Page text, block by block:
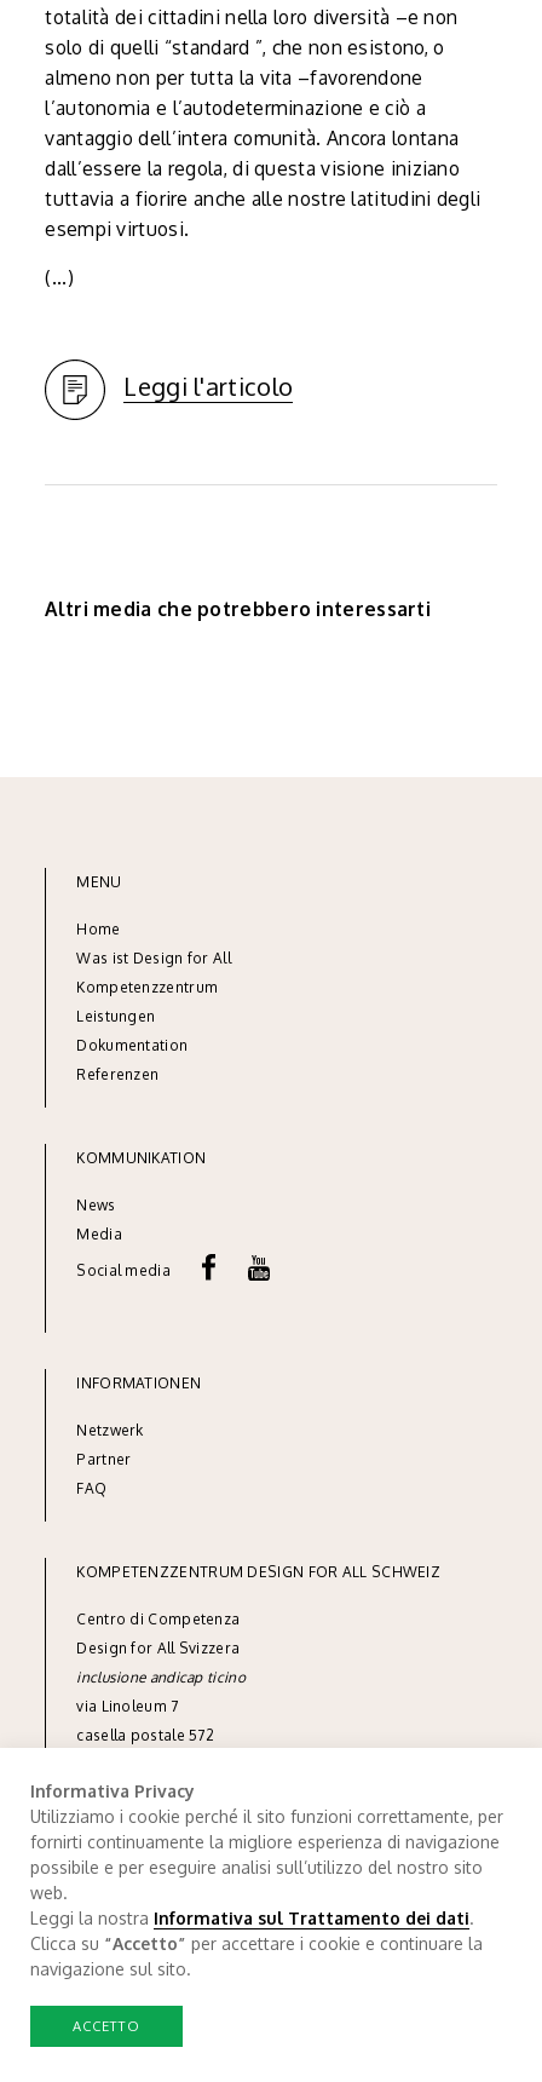
totalità dei cittadini nella loro diversità –e non
solo di quelli “standard ”, che non esistono, o
almeno non per tutta la vita –favorendone
l’autonomia e l’autodeterminazione e ciò a
vantaggio dell’intera comunità. Ancora lontana
dall’essere la regola, di questa visione iniziano
tuttavia a fiorire anche alle nostre latitudini degli
esempi virtuosi.
(...)
Leggi l'articolo
Altri media che potrebbero interessarti
MENU
Home
Was ist Design for All
Kompetenzzentrum
Leistungen
Dokumentation
Referenzen
KOMMUNIKATION
News
Media
Social media
INFORMATIONEN
Netzwerk
Partner
FAQ
KOMPETENZZENTRUM DESIGN FOR ALL SCHWEIZ
Centro di Competenza
Design for All Svizzera
inclusione andicap ticino
via Linoleum 7
casella postale 572
tel+41 91 850 90 90
info@designforall.ch
Trattamendo dei dati.Credits
Informativa Privacy
Utilizziamo i cookie perché il sito funzioni correttamente, per
fornirti continuamente la migliore esperienza di navigazione
possibile e per eseguire analisi sull’utilizzo del nostro sito
web.
Leggi la nostra Informativa sul Trattamento dei dati.
Clicca su “Accetto” per accettare i cookie e continuare la
navigazione sul sito.
ACCETTO